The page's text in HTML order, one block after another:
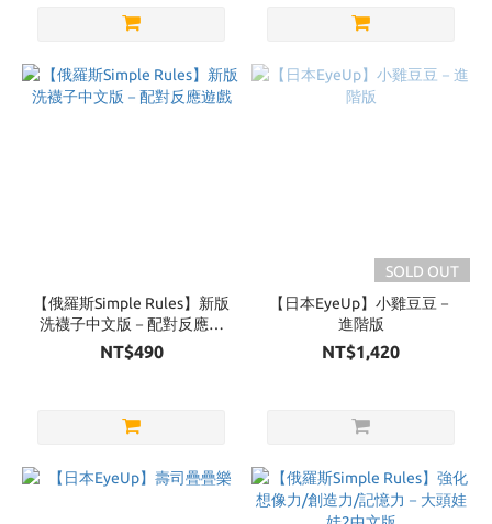
【俄羅斯Simple Rules】新版
洗襪子中文版－配對反應遊
戲
NT$490
SOLD OUT
【日本EyeUp】小雞豆豆－
進階版
NT$1,420